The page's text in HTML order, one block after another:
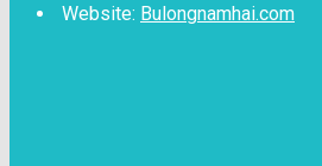
Website: Bulongnamhai.com